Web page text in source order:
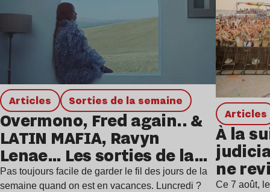
Articles Sorties de la semaine
Overmono, Fred again.. &
LATIN MAFIA, Ravyn
Lenae… Les sorties de la
semaine
Pas toujours facile de garder le fil des jours de la
semaine quand on est en vacances. Luncredi ?
Articles
À la
ne
Ce 7 août,